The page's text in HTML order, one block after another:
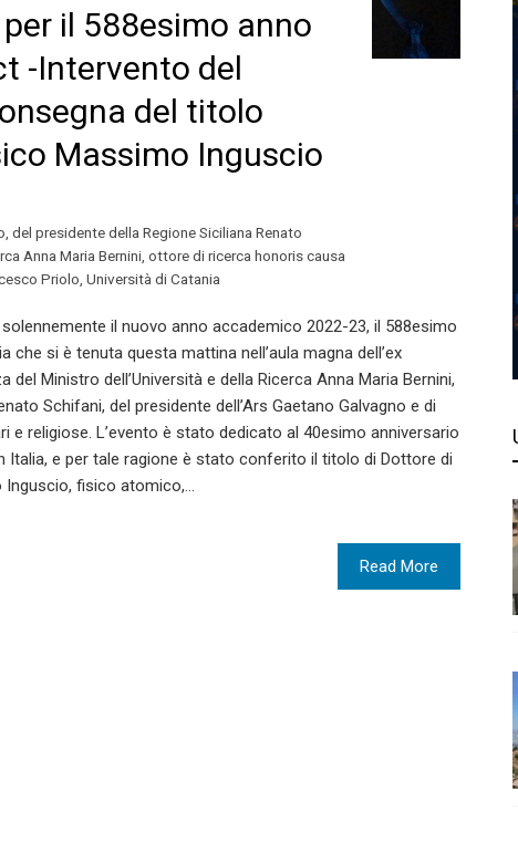
il 588esimo anno
-Intervento del
del titolo
Massimo Inguscio
del presidente della Regione Siciliana Renato
Anna Maria Bernini ottore di ricerca honoris causa
Priolo Università di Catania
il nuovo anno accademico 2022-23, il 588esimo
si è tenuta questa mattina nell’aula magna dell’ex
Ministro dell’Università e della Ricerca Anna Maria Bernini,
Schifani, del presidente dell’Ars Gaetano Galvagno e di
e religiose. L’evento è stato dedicato al 40esimo anniversario
Italia, e per tale ragione è stato conferito il titolo di Dottore di
fisico atomico,…
Read More